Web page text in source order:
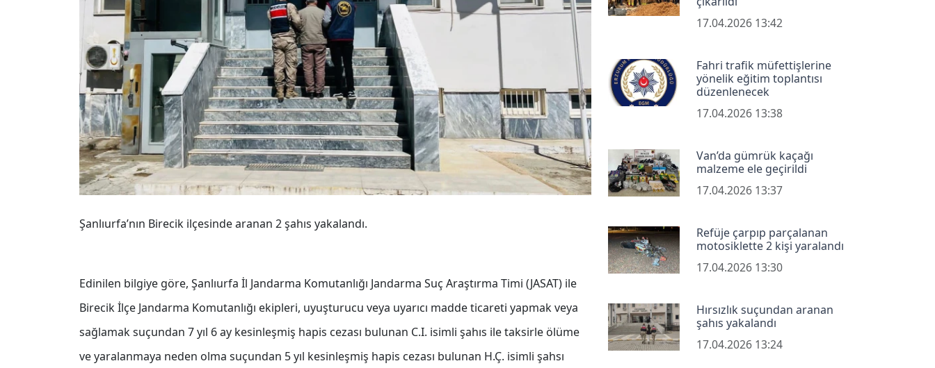
Şanlıurfa’nın Birecik ilçesinde aranan 2 şahıs yakalandı.
Edinilen bilgiye göre, Şanlıurfa İl Jandarma Komutanlığı Jandarma Suç Araştırma Timi (JASAT) ile
Birecik İlçe Jandarma Komutanlığı ekipleri, uyuşturucu veya uyarıcı madde ticareti yapmak veya
sağlamak suçundan 7 yıl 6 ay kesinleşmiş hapis cezası bulunan C.I. isimli şahıs ile taksirle ölüme
ve yaralanmaya neden olma suçundan 5 yıl kesinleşmiş hapis cezası bulunan H.Ç. isimli şahsı
17.04.2026 13:42
Fahri trafik müfettişlerine
yönelik eğitim toplantısı
düzenlenecek
17.04.2026 13:38
Van’da gümrük kaçağı
malzeme ele geçirildi
17.04.2026 13:37
Refüje çarpıp parçalanan
motosiklette 2 kişi yaralandı
17.04.2026 13:30
Hırsızlık suçundan aranan
şahıs yakalandı
17.04.2026 13:24